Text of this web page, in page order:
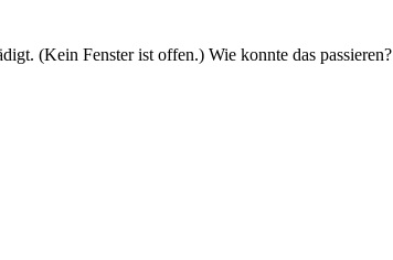
(Kein Fenster ist offen.) Wie konnte das passieren?